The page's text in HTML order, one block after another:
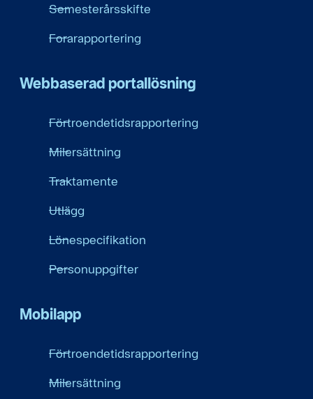
Semesterårsskifte
Forarapportering
Webbaserad portallösning
Förtroendetidsrapportering
Milersättning
Traktamente
Utlägg
Lönespecifikation
Personuppgifter
Mobilapp
Förtroendetidsrapportering
Milersättning